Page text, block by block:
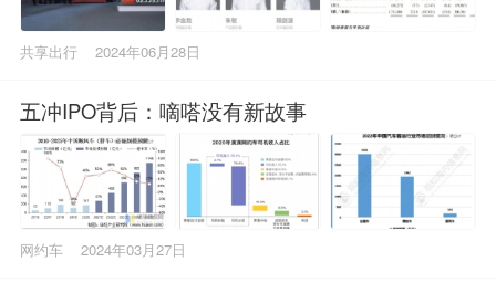
共享出行 2024年06月28日
五冲IPO背后：嘀嗒没有新故事
网约车 2024年03月27日